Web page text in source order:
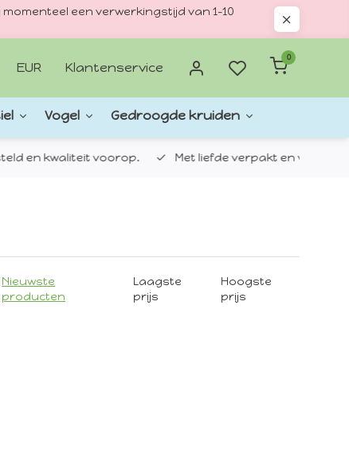
een verwerkingstijd van 1–10
EUR Klantenservice
0
Vogel Gedroogde kruiden
kwaliteit voorop. Met liefde verpakt en verzonden.
Nieuwste
producten
Laagste
prijs
Hoogste
prijs